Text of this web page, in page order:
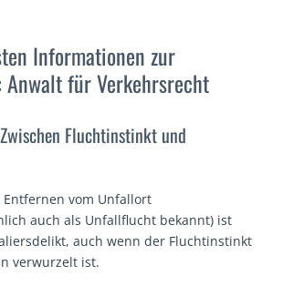
Informationen zur
für Verkehrsrecht
Fluchtinstinkt und
vom Unfallort
auch als Unfallflucht bekannt) ist
auch wenn der Fluchtinstinkt
verwurzelt ist.